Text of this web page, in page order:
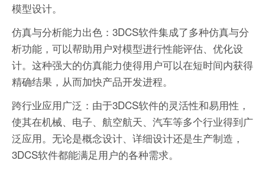
模型设计。
仿真与分析能力出色：3DCS软件集成了多种仿真与分
析功能，可以帮助用户对模型进行性能评估、优化设
计。这种强大的仿真能力使得用户可以在短时间内获得
精确结果，从而加快产品开发进程。
跨行业应用广泛：由于3DCS软件的灵活性和易用性，
使其在机械、电子、航空航天、汽车等多个行业得到广
泛应用。无论是概念设计、详细设计还是生产制造，
3DCS软件都能满足用户的各种需求。